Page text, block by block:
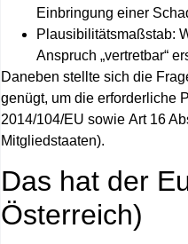
Einbringung einer
Plausibilitätsmaßstab:
Anspruch „vertretbar“
Daneben stellte sich die
genügt, um die erforderliche
2014/104/EU sowie Art 16
Mitgliedstaaten).
Das hat der
Österreich)